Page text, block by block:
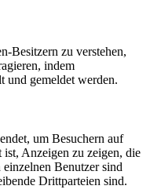
Besitzern zu verstehen,
indem
und gemeldet werden.
um Besuchern auf
Anzeigen zu zeigen, die
Benutzer sind
Drittparteien sind.